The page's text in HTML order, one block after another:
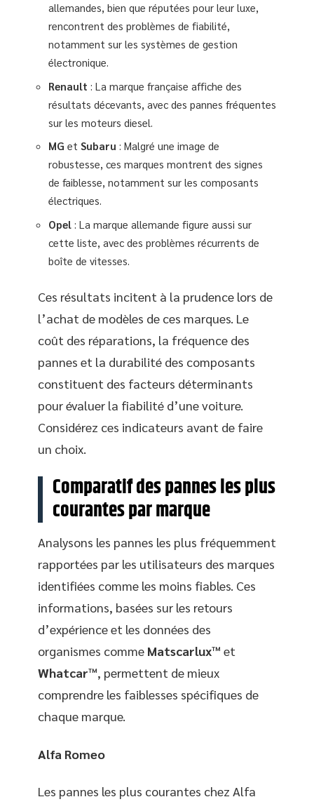
allemandes, bien que réputées pour leur luxe,
rencontrent des problèmes de fiabilité,
notamment sur les systèmes de gestion
électronique.
Renault : La marque française affiche des
résultats décevants, avec des pannes fréquentes
sur les moteurs diesel.
MG et Subaru : Malgré une image de
robustesse, ces marques montrent des signes
de faiblesse, notamment sur les composants
électriques.
Opel : La marque allemande figure aussi sur
cette liste, avec des problèmes récurrents de
boîte de vitesses.
Ces résultats incitent à la prudence lors de
l’achat de modèles de ces marques. Le
coût des réparations, la fréquence des
pannes et la durabilité des composants
constituent des facteurs déterminants
pour évaluer la fiabilité d’une voiture.
Considérez ces indicateurs avant de faire
un choix.
Comparatif des pannes les plus
courantes par marque
Analysons les pannes les plus fréquemment
rapportées par les utilisateurs des marques
identifiées comme les moins fiables. Ces
informations, basées sur les retours
d’expérience et les données des
organismes comme Matscarlux™ et
Whatcar™, permettent de mieux
comprendre les faiblesses spécifiques de
chaque marque.
Alfa Romeo
Les pannes les plus courantes chez Alfa